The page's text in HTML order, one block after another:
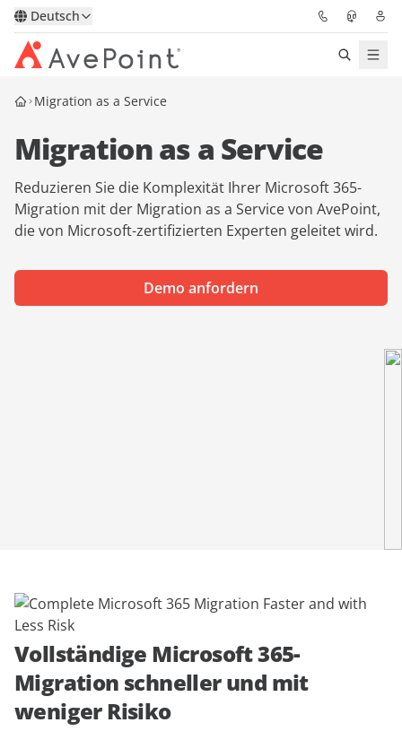
Deutsch
Lösungen
Confidence Platform
Pricing
Migration as a Service
Migration as a Service
Reduzieren Sie die Komplexität Ihrer Microsoft 365-
Migration mit der Migration as a Service von AvePoint,
die von Microsoft-zertifizierten Experten geleitet wird.
Demo anfordern
Vollständige Microsoft 365-
Migration schneller und mit
weniger Risiko